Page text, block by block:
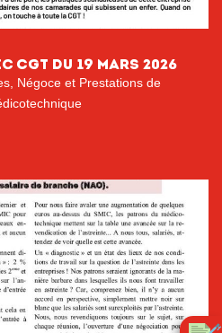
cgt DU 19 MARS 2026
Négoce et Prestations de